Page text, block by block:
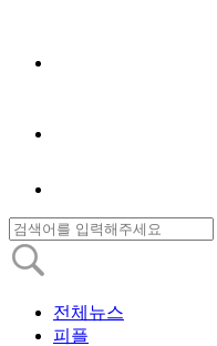
전체뉴스
피플